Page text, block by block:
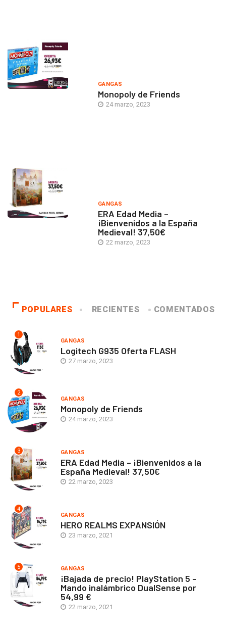
GANGAS
Monopoly de Friends
24 marzo, 2023
GANGAS
ERA Edad Media –
¡Bienvenidos a la España
Medieval! 37,50€
22 marzo, 2023
POPULARES RECIENTES COMENTADOS
1
GANGAS
Logitech G935 Oferta FLASH
27 marzo, 2023
2
GANGAS
Monopoly de Friends
24 marzo, 2023
3 GANGAS
ERA Edad Media – ¡Bienvenidos a la
España Medieval! 37,50€
22 marzo, 2023
4
GANGAS
HERO REALMS EXPANSIÓN
23 marzo, 2021
5 GANGAS
¡Bajada de precio! PlayStation 5 –
Mando inalámbrico DualSense por
54,99 €
22 marzo, 2021